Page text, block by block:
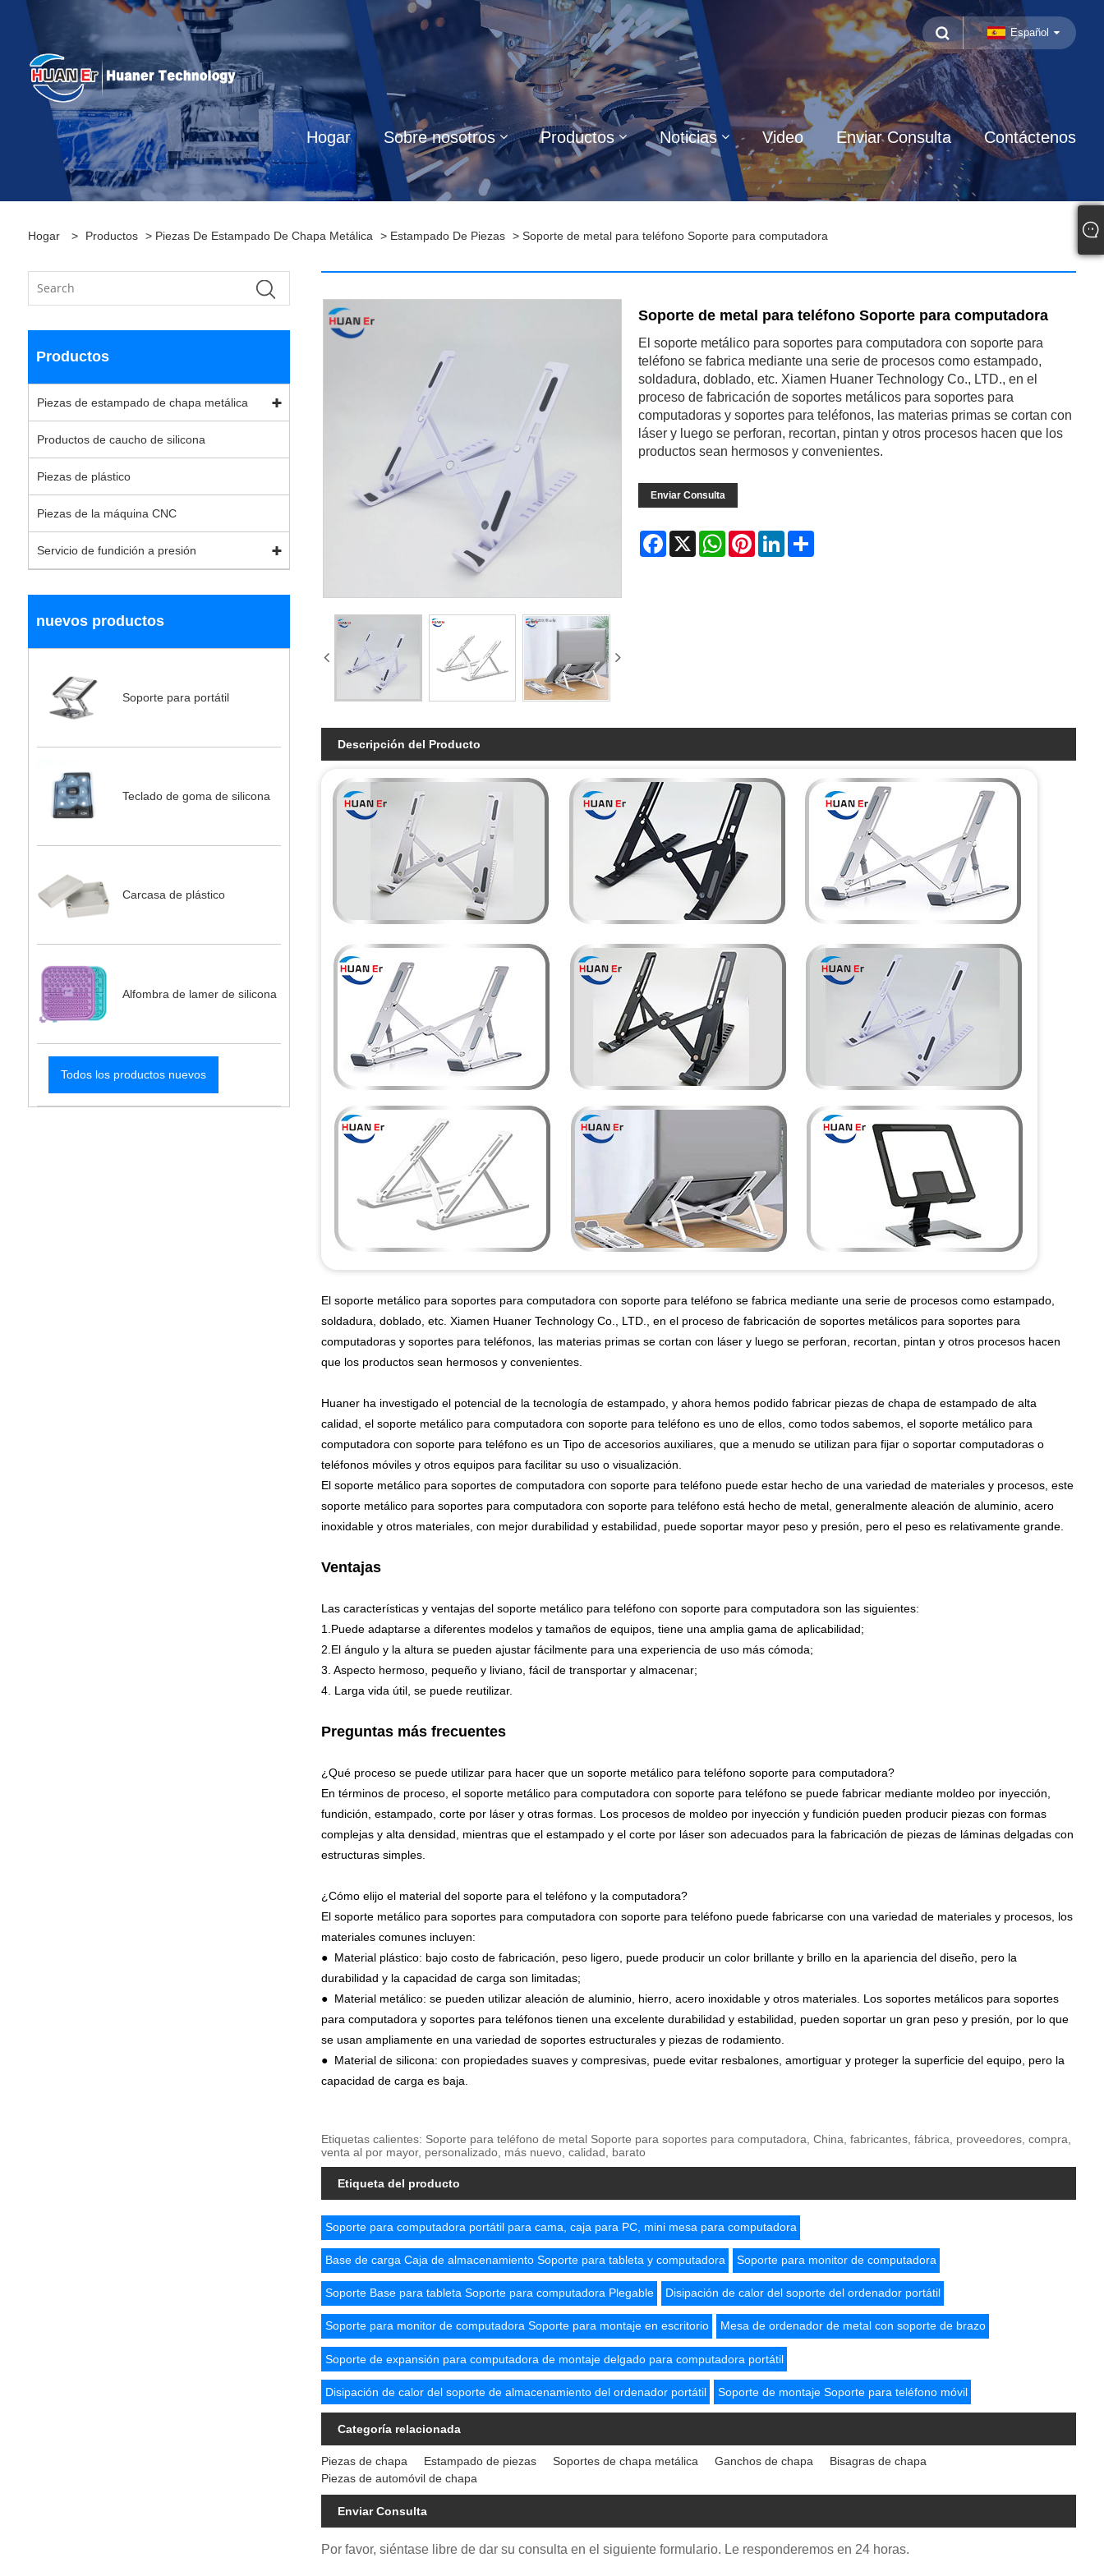
Español
Hogar Sobre nosotros Productos Noticias Video Enviar Consulta Contáctenos
Hogar > Productos > Piezas De Estampado De Chapa Metálica > Estampado De Piezas > Soporte de metal para teléfono Soporte para computadora
Productos
Piezas de estampado de chapa metálica
Productos de caucho de silicona
Piezas de plástico
Piezas de la máquina CNC
Servicio de fundición a presión
nuevos productos
Soporte para portátil
Teclado de goma de silicona
Carcasa de plástico
Alfombra de lamer de silicona
Todos los productos nuevos
Soporte de metal para teléfono Soporte para computadora
El soporte metálico para soportes para computadora con soporte para
teléfono se fabrica mediante una serie de procesos como estampado,
soldadura, doblado, etc. Xiamen Huaner Technology Co., LTD., en el
proceso de fabricación de soportes metálicos para soportes para
computadoras y soportes para teléfonos, las materias primas se cortan con
láser y luego se perforan, recortan, pintan y otros procesos hacen que los
productos sean hermosos y convenientes.
Enviar Consulta
Facebook
X WhatsAppPinterestLinkedIn
Descripción del Producto
El soporte metálico para soportes para computadora con soporte para teléfono se fabrica mediante una serie de procesos como estampado,
soldadura, doblado, etc. Xiamen Huaner Technology Co., LTD., en el proceso de fabricación de soportes metálicos para soportes para
computadoras y soportes para teléfonos, las materias primas se cortan con láser y luego se perforan, recortan, pintan y otros procesos hacen
que los productos sean hermosos y convenientes.
Huaner ha investigado el potencial de la tecnología de estampado, y ahora hemos podido fabricar piezas de chapa de estampado de alta
calidad, el soporte metálico para computadora con soporte para teléfono es uno de ellos, como todos sabemos, el soporte metálico para
computadora con soporte para teléfono es un Tipo de accesorios auxiliares, que a menudo se utilizan para fijar o soportar computadoras o
teléfonos móviles y otros equipos para facilitar su uso o visualización.
El soporte metálico para soportes de computadora con soporte para teléfono puede estar hecho de una variedad de materiales y procesos, este
soporte metálico para soportes para computadora con soporte para teléfono está hecho de metal, generalmente aleación de aluminio, acero
inoxidable y otros materiales, con mejor durabilidad y estabilidad, puede soportar mayor peso y presión, pero el peso es relativamente grande.
Ventajas
Las características y ventajas del soporte metálico para teléfono con soporte para computadora son las siguientes:
1.Puede adaptarse a diferentes modelos y tamaños de equipos, tiene una amplia gama de aplicabilidad;
2.El ángulo y la altura se pueden ajustar fácilmente para una experiencia de uso más cómoda;
3. Aspecto hermoso, pequeño y liviano, fácil de transportar y almacenar;
4. Larga vida útil, se puede reutilizar.
Preguntas más frecuentes
¿Qué proceso se puede utilizar para hacer que un soporte metálico para teléfono soporte para computadora?
En términos de proceso, el soporte metálico para computadora con soporte para teléfono se puede fabricar mediante moldeo por inyección,
fundición, estampado, corte por láser y otras formas. Los procesos de moldeo por inyección y fundición pueden producir piezas con formas
complejas y alta densidad, mientras que el estampado y el corte por láser son adecuados para la fabricación de piezas de láminas delgadas con
estructuras simples.
¿Cómo elijo el material del soporte para el teléfono y la computadora?
El soporte metálico para soportes para computadora con soporte para teléfono puede fabricarse con una variedad de materiales y procesos, los
materiales comunes incluyen:
● Material plástico: bajo costo de fabricación, peso ligero, puede producir un color brillante y brillo en la apariencia del diseño, pero la
durabilidad y la capacidad de carga son limitadas;
● Material metálico: se pueden utilizar aleación de aluminio, hierro, acero inoxidable y otros materiales. Los soportes metálicos para soportes
para computadora y soportes para teléfonos tienen una excelente durabilidad y estabilidad, pueden soportar un gran peso y presión, por lo que
se usan ampliamente en una variedad de soportes estructurales y piezas de rodamiento.
● Material de silicona: con propiedades suaves y compresivas, puede evitar resbalones, amortiguar y proteger la superficie del equipo, pero la
capacidad de carga es baja.
Etiquetas calientes: Soporte para teléfono de metal Soporte para soportes para computadora, China, fabricantes, fábrica, proveedores, compra,
venta al por mayor, personalizado, más nuevo, calidad, barato
Etiqueta del producto
Soporte para computadora portátil para cama, caja para PC, mini mesa para computadora
Base de carga Caja de almacenamiento Soporte para tableta y computadora Soporte para monitor de computadora
Soporte Base para tableta Soporte para computadora Plegable Disipación de calor del soporte del ordenador portátil
Soporte para monitor de computadora Soporte para montaje en escritorio Mesa de ordenador de metal con soporte de brazo
Soporte de expansión para computadora de montaje delgado para computadora portátil
Disipación de calor del soporte de almacenamiento del ordenador portátil Soporte de montaje Soporte para teléfono móvil
Categoría relacionada
Piezas de chapa Estampado de piezas Soportes de chapa metálica Ganchos de chapa
Bisagras de chapa
Piezas de automóvil de chapa
Enviar Consulta
Por favor, siéntase libre de dar su consulta en el siguiente formulario. Le responderemos en 24 horas.